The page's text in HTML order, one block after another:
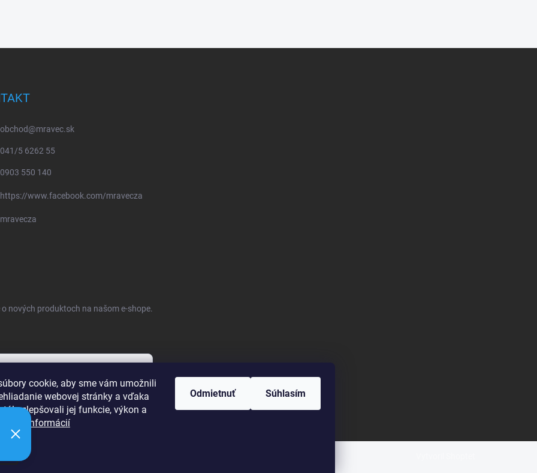
cookie, aby sme vám umožnili
webovej stránky a vďaka
zlepšovali jej funkcie, výkon a
Viac informácií
Odmietnuť Súhlasím
obchod@mravec.sk
041/5 6262 55
0903 550 140
https://www.facebook.com/mravecza
mravecza
nových produktoch na našom e-shope.
údajov
nastavenie cookies